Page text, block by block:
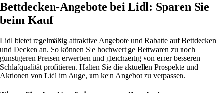
Bettdecken-Angebote bei Lidl: Sparen Sie
beim Kauf
Lidl bietet regelmäßig attraktive Angebote und Rabatte auf Bettdecken
und Decken an. So können Sie hochwertige Bettwaren zu noch
günstigeren Preisen erwerben und gleichzeitig von einer besseren
Schlafqualität profitieren. Halten Sie die aktuellen Prospekte und
Aktionen von Lidl im Auge, um kein Angebot zu verpassen.